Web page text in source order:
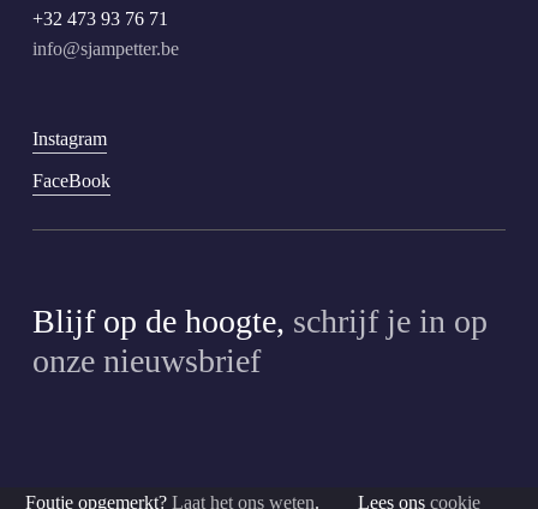
+32 473 93 76 71
info@sjampetter.be
Instagram
FaceBook
Blijf op de hoogte, schrijf je in op
onze nieuwsbrief
Foutje opgemerkt?Laat het ons weten. Lees onscookie